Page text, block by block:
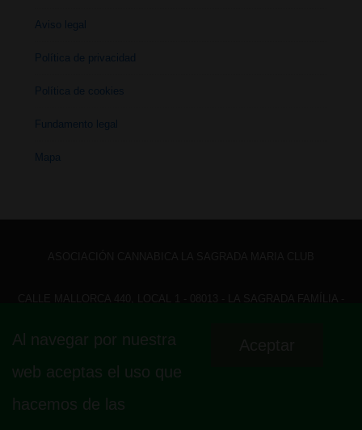
Aviso legal
Política de privacidad
Política de cookies
Fundamento legal
Mapa
Menú
pie
Fundamento legal
Al navegar por nuestra
web aceptas el uso que
hacemos de las